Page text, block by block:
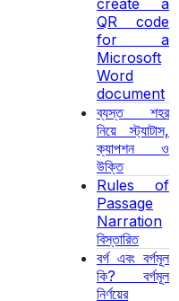
QR code
for a
Microsoft
Word
document
ব্যস্ত শহর
নিয়ে স্ট্যাটাস,
ক্যাপশন ও
উক্তি
Rules of
Passage
Narration
বিস্তারিত
বর্গ এবং বর্গমূল
কি? বর্গমূল
নির্ণয়ের